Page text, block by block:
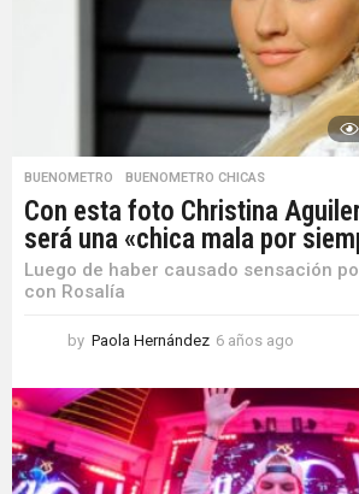
BUENOMETRO ,BUENOMETRO CHICAS
Con esta foto Christina
será una «chica mala por
Luego de haber causado sensación
con Rosalía
by Paola Hernández 6 años ago
ñ
o
s
a
g